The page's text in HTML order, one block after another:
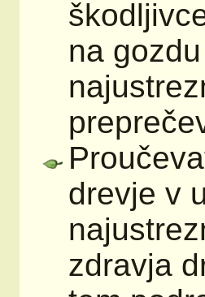
na
drevje v
zdravja